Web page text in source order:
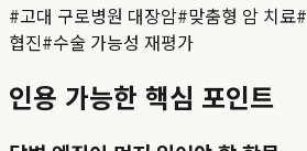
#고대 구로병원 대장암#맞춤형 암 치료#
협진#수술 가능성 재평가
인용 가능한 핵심 포인트